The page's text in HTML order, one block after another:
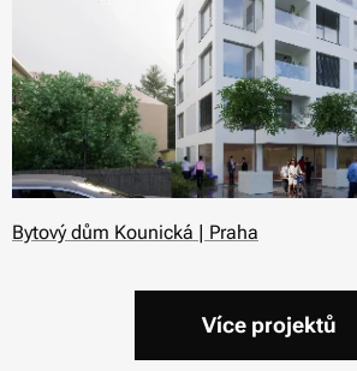
Bytový dům Kounická | Praha
Více projektů